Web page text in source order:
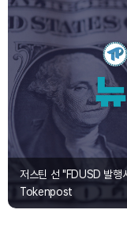
저스틴 선 "FDUSD 발행
Tokenpost